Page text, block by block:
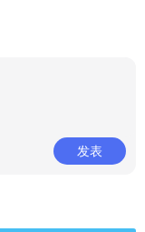
发表